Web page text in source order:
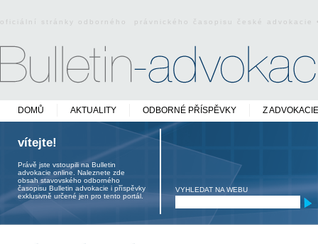
oficiální stránky odborného právnického časopisu české
DOMŮ AKTUALITY ODBORNÉ PŘÍSPĚVKY Z ADVOKACIE
vítejte!
Právě jste vstoupili na Bulletin
advokacie online. Naleznete zde
obsah stavovského odborného
časopisu Bulletin advokacie i příspěvky
exklusivně určené jen pro tento portál.
VYHLEDAT NA WEBU